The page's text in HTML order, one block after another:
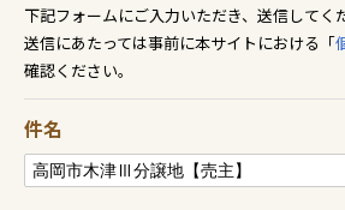
下記フォームにご入力いただき、送信してく
送信にあたっては事前に本サイトにおける「
確認ください。
件名